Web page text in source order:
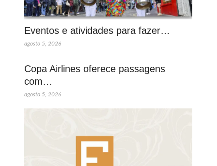
Eventos e atividades para fazer…
agosto 5, 2026
Copa Airlines oferece passagens
com…
agosto 5, 2026